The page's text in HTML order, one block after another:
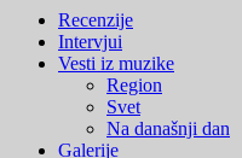
Recenzije
Intervjui
Vesti iz muzike
Region
Svet
Na današnji dan
Galerije